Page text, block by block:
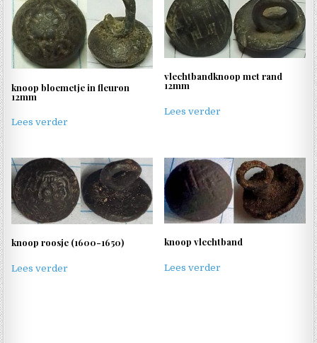
knoop bloemetje in fleuron
12mm
Lees verder
vlechtbandknoop met rand
12mm
Lees verder
knoop roosje (1600-1650)
Lees verder
knoop vlechtband
Lees verder